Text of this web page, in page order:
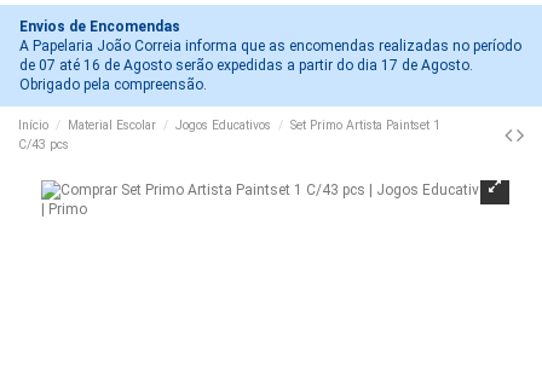
Envios de Encomendas
A Papelaria João Correia informa que as encomendas realizadas no período
de 07 até 16 de Agosto serão expedidas a partir do dia 17 de Agosto.
Obrigado pela compreensão.
Início Material Escolar Jogos Educativos
Set Primo Artista Paintset 1
C/43 pcs